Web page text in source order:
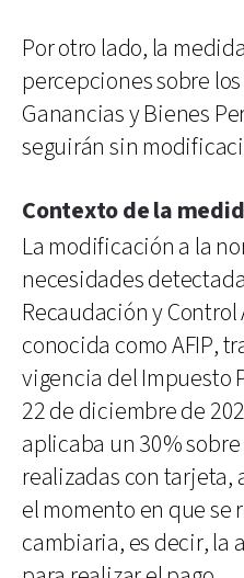
Por otro lado, la
percepciones sobre
Ganancias y Bienes
seguirán sin
Contexto de la
La modificación a la
necesidades
Recaudación y Control
conocida como AFIP,
vigencia del Impuesto
22 de diciembre de
aplicaba un 30%
realizadas con
el momento en que se
cambiaria, es decir, la